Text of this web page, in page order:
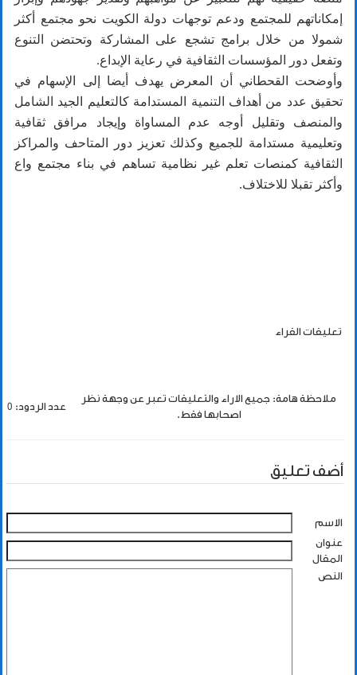
إمكاناتهم للمجتمع ودعم توجهات دولة الكويت نحو مجتمع أكثر
شمولا من خلال برامج تشجع على المشاركة وتحتضن التنوع
وتفعل دور المؤسسات الثقافية في رعاية الإبداع.
وأوضحت القحطاني أن المعرض يهدف أيضا إلى الإسهام في
تحقيق عدد من أهداف التنمية المستدامة كالتعليم الجيد الشامل
والمنصف وتقليل أوجه عدم المساواة وإيجاد مرافق ثقافية
وتعليمية مستدامة للجميع وكذلك تعزيز دور المتاحف والمراكز
الثقافية كمنصات تعلم غير نظامية تساهم في بناء مجتمع واع
وأكثر تقبلا للاختلاف.
تعليقات القراء
ملاحظة هامة: جميع الاراء والتعليقات تعبر عن وجهة نظر
اصحابها فقط.
عدد الردود: 0
أضف تعليق
الاسم
عنوان
المقال
النص